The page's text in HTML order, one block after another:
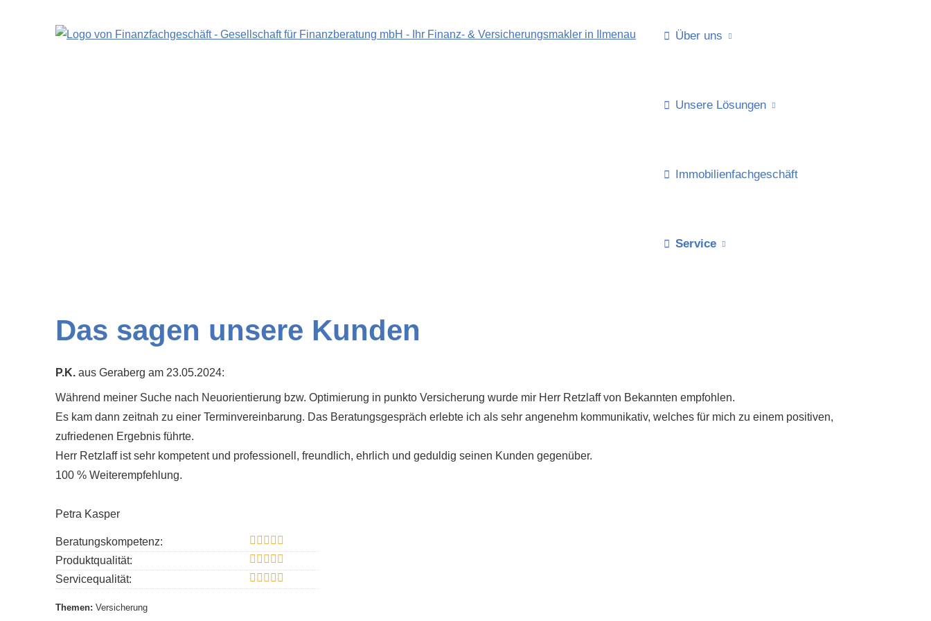
Über uns
Unsere Lösungen
Immobilienfachgeschäft
Service
Das sagen unsere Kunden
P.K. aus Geraberg am 23.05.2024:
Während meiner Suche nach Neuorientierung bzw. Optimierung in punkto Versicherung wurde mir Herr Retzlaff von Bekannten empfohlen.
Es kam dann zeitnah zu einer Terminvereinbarung. Das Beratungsgespräch erlebte ich als sehr angenehm kommunikativ, welches für mich zu einem positiven,
zufriedenen Ergebnis führte.
Herr Retzlaff ist sehr kompetent und professionell, freundlich, ehrlich und geduldig seinen Kunden gegenüber.
100 % Weiterempfehlung.
Petra Kasper
Beratungskompetenz:
Produktqualität:
Servicequalität:
Themen: Versicherung